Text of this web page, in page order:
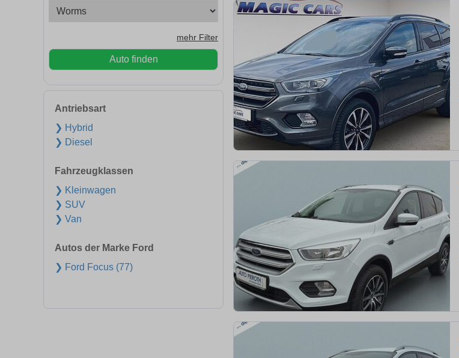
mehr Filter
Auto finden
Antriebsart
❯ Hybrid
❯ Diesel
Fahrzeugklassen
❯ Kleinwagen
❯ SUV
❯ Van
Autos der Marke Ford
❯ Ford Focus (77)